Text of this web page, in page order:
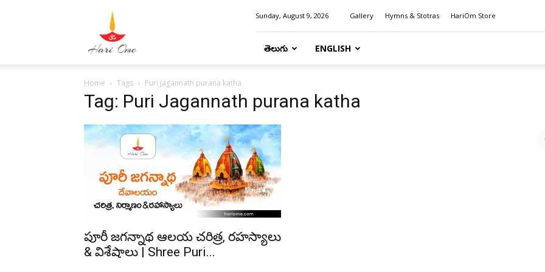
Sunday, August 9, 2026 Gallery Hymns & Stotras HariOm Store
తెలుగు ENGLISH
Home Tags Puri Jagannath purana katha
Tag: Puri Jagannath purana katha
పూరీ జగన్నాథ ఆలయ చరిత్ర, రహస్యాలు
& విశేషాలు | Shree Puri...